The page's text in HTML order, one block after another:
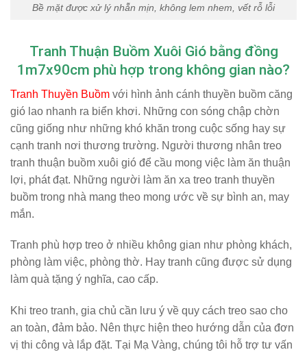
Bề mặt được xử lý nhẵn mịn, không lem nhem, vết rỗ lỗi
Tranh Thuận Buồm Xuôi Gió bằng đồng
1m7x90cm phù hợp trong không gian nào?
Tranh Thuyền Buồm với hình ảnh cánh thuyền buồm căng
gió lao nhanh ra biển khơi. Những con sóng chập chờn
cũng giống như những khó khăn trong cuộc sống hay sự
cạnh tranh nơi thương trường. Người thương nhân treo
tranh thuận buồm xuôi gió để cầu mong việc làm ăn thuận
lợi, phát đạt. Những người làm ăn xa treo tranh thuyền
buồm trong nhà mang theo mong ước về sự bình an, may
mắn.
Tranh phù hợp treo ở nhiều không gian như phòng khách,
phòng làm việc, phòng thờ. Hay tranh cũng được sử dụng
làm quà tặng ý nghĩa, cao cấp.
Khi treo tranh, gia chủ cần lưu ý về quy cách treo sao cho
an toàn, đảm bảo. Nên thực hiện theo hướng dẫn của đơn
vị thi công và lắp đặt. Tại Mạ Vàng, chúng tôi hỗ trợ tư vấn